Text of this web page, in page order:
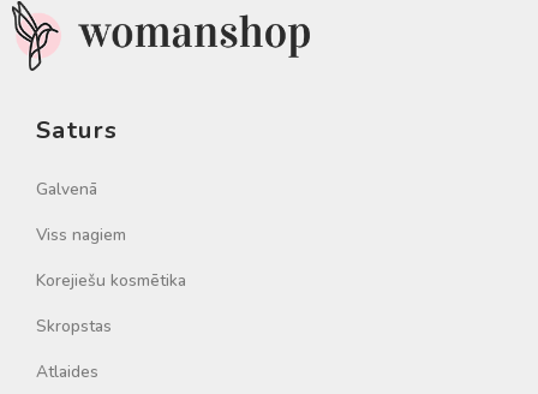
Saturs
Galvenā
Viss nagiem
Korejiešu kosmētika
Skropstas
Atlaides